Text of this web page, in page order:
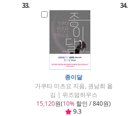
33.
종이달
가쿠타 미츠요 지음, 권남희 옮
김 | 위즈덤하우스
15,120원(10% 할인 / 840원)
9.3
34.